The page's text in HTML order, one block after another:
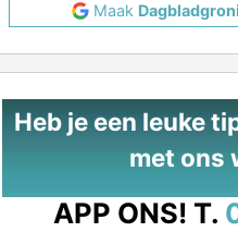
Maak
Heb je een leuke
met ons
APP ONS! T.